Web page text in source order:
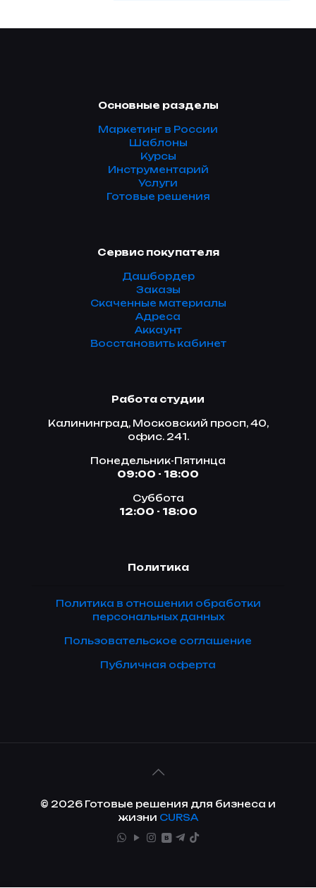
Основные разделы
Маркетинг в России
Шаблоны
Курсы
Инструментарий
Услуги
Готовые решения
Сервис покупателя
Дашбордер
Заказы
Скаченные материалы
Адреса
Аккаунт
Восстановить кабинет
Работа студии
Калининград, Московский просп, 40,
офис. 241.
Понедельник-Пятинца
09:00 - 18:00
Суббота
12:00 - 18:00
Политика
Политика в отношении обработки
персональных данных
Пользовательское соглашение
Публичная оферта
© 2026 Готовые решения для бизнеса и
жизни CURSA